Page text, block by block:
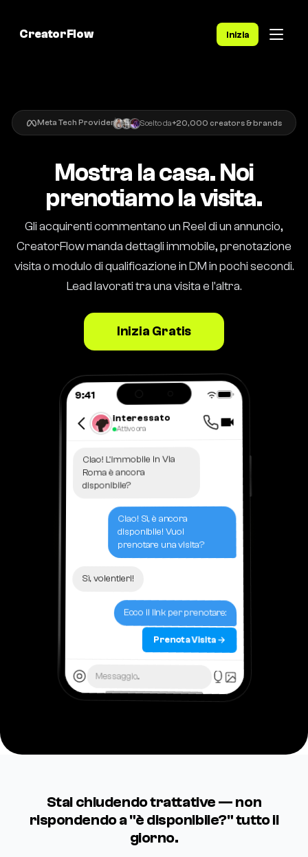
CreatorFlow Inizia
Meta Tech Provider Scelto da+20,000 creators & brands
Mostra la casa. Noi
prenotiamo la visita.
Gli acquirenti commentano un Reel di un annuncio,
CreatorFlow manda dettagli immobile, prenotazione
visita o modulo di qualificazione in DM in pochi secondi.
Lead lavorati tra una visita e l'altra.
Inizia Gratis
9:41
interessato
Attivo ora
Ciao! L'immobile in Via
Roma è ancora
disponibile?
Ciao! Sì, è ancora
disponibile! Vuoi
prenotare una visita?
Sì, volentieri!
Ecco il link per prenotare:
Prenota Visita →
Messaggio...
Stai chiudendo trattative — non
rispondendo a "è disponibile?" tutto il
giorno.